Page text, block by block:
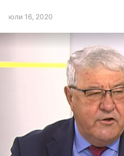
юли 16, 2020